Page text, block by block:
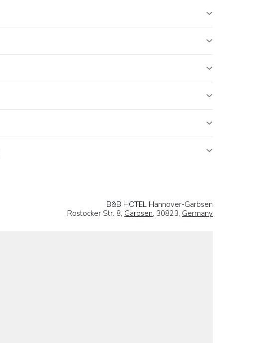
B&B HOTEL Hannover-Garbsen
Rostocker Str. 8, Garbsen, 30823, Germany